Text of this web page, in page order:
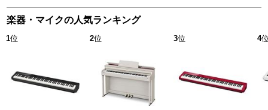
楽器・マイクの人気ランキング
1位 2位 3位 4